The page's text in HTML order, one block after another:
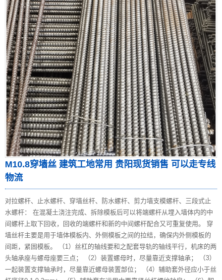
M10.8穿墙丝 建筑工地常用 贵阳现货销售 可以走专线
物流
对拉螺杆、止水螺杆、穿墙丝杆、防水螺杆、剪力墙支模螺杆、三段式止
水螺杆： 在混凝土浇注完成、拆除模板后可以将端螺杆从埋入墙体内的中
间螺杆上取下回收，回收的端螺杆和新的中间螺杆配合又可重复使用。 穿
墙丝杆主要是用于墙体模板内、外侧模板之间的拉结，确保内外侧模板的
间距，紧固模板。 （1）丝杠的轴线要和之配套导轨的轴线平行，机床的两
头轴承座与螺母座要三点； （2）装置螺母时，尽量靠近支撑轴承； （3）
一起装置支撑轴承时，尽量靠近螺母装置部位； （4）辅助套外径应小于丝